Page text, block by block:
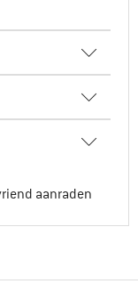
aanraden